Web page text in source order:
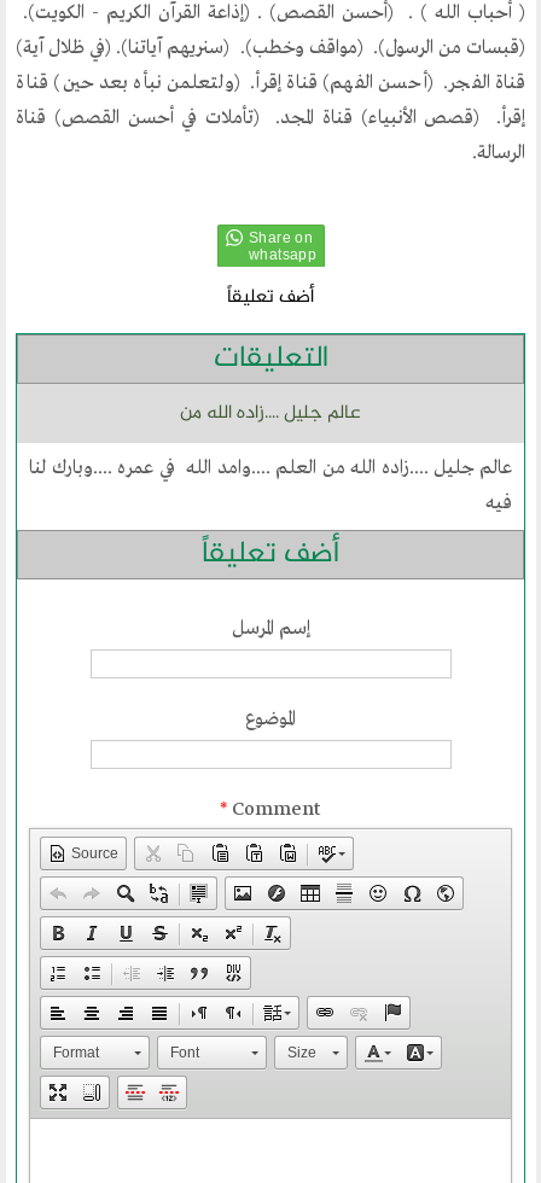
الحوار في القران الكريم
الحوار في السيرة
الحوار في الاسلام
الحوار مع الاخر
ندوات
مركز الدراسات
دراسات في الوسطية والتطرف والارهاب
قطاع الشباب
قالوا في المنتدى
أخبار العالم الاسلامي
جديد المؤتمرات
خطب الجمعة
( أحباب الله ) . (أحسن القصص) . (إذاعة القرآن الكريم - الكويت).
(قبسات من الرسول). (مواقف وخطب). (سنريهم آياتنا). (في ظلال آية)
قناة الفجر. (أحسن الفهم) قناة إقرأ. (ولتعلمن نبأه بعد حين) قناة
إقرأ. (قصص الأنبياء) قناة المجد. (تأملات في أحسن القصص) قناة
الرسالة.
أضف تعليقاً
التعليقات
عالم جليل ....زاده الله من
عالم جليل ....زاده الله من العلم ....وامد الله في عمره ....وبارك لنا
فيه
أضف تعليقاً
إسم المرسل
الموضوع
Comment
*
Source
Format Font Size